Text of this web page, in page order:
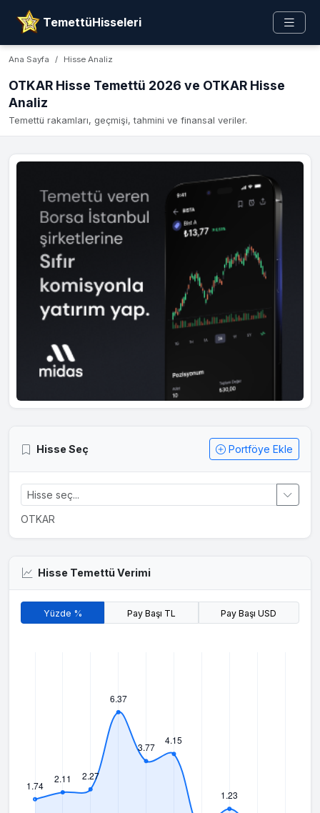
TemettüHisseleri
Ana Sayfa Hisse Analiz
OTKAR Hisse Temettü 2026 ve OTKAR Hisse
Analiz
Temettü rakamları, geçmişi, tahmini ve finansal veriler.
Hisse Seç Portföye Ekle
OTKAR
Hisse Temettü Verimi
Yüzde % Pay Başı TL Pay Başı USD